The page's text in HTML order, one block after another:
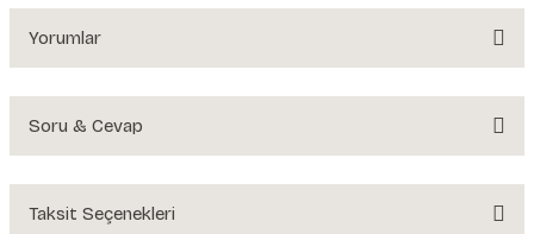
Yorumlar
Soru & Cevap
Ürün hakkında henüz soru sorulmamış.
Taksit Seçenekleri